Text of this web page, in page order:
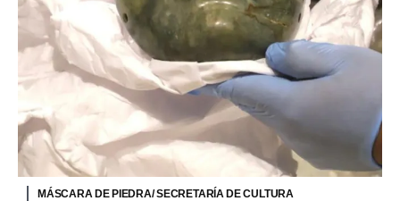
MÁSCARA DE PIEDRA/ SECRETARÍA DE CULTURA